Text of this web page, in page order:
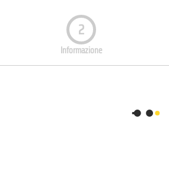
2
Informazione